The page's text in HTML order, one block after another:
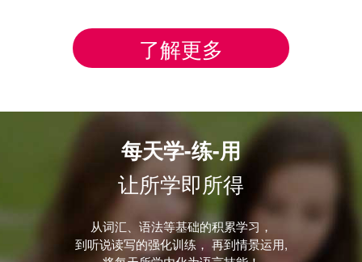
了解更多
每天学-练-用
让所学即所得
从词汇、语法等基础的积累学习，
到听说读写的强化训练， 再到情景运用,